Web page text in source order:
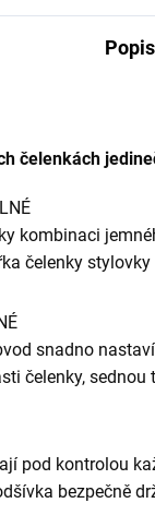
Popis
čelenkách
kombinaci
čelenky
snadno
čelenky,
pod kontrolou
bezpečně